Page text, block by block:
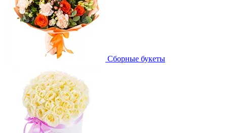
Сборные букеты